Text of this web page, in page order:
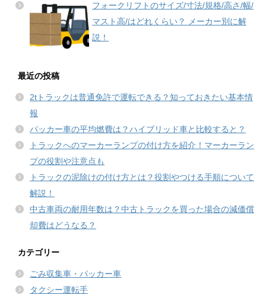
フォークリフトのサイズ/寸法/規格/高さ/幅/
マスト高/はどれくらい？ メーカー別に解
説！
最近の投稿
2tトラックは普通免許で運転できる？知っておきたい基本情
報
パッカー車の平均燃費は？ハイブリッド車と比較すると？
トラックへのマーカーランプの付け方を紹介！マーカーラン
プの役割や注意点も
トラックの泥除けの付け方とは？役割やつける手順について
解説！
中古車両の耐用年数は？中古トラックを買った場合の減価償
却費はどうなる？
カテゴリー
ごみ収集車・パッカー車
タクシー運転手